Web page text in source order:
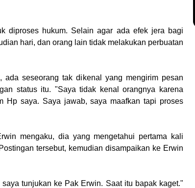
diproses hukum. Selain agar ada efek jera bagi
hari, dan orang lain tidak melakukan perbuatan
seseorang tak dikenal yang mengirim pesan
status itu. "Saya tidak kenal orangnya karena
Hp saya. Saya jawab, saya maafkan tapi proses
mengaku, dia yang mengetahui pertama kali
tersebut, kemudian disampaikan ke Erwin
tunjukan ke Pak Erwin. Saat itu bapak kaget."